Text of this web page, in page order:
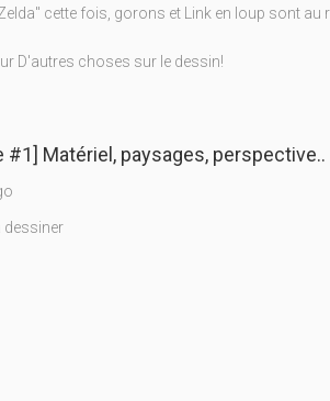
cette fois, gorons et Link en loup sont au
D'autres choses sur le dessin!
Matériel, paysages, perspective..
dessiner